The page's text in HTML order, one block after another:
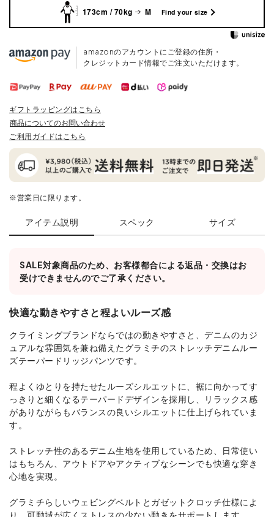
173cm / 70kg M Find your size
amazonのアカウントにご登録の住所・
クレジットカード情報でご注文いただけます。
ギフトラッピングはこちら
商品についてのお問い合わせ
ご利用ガイドはこちら
※営業日に限ります。
アイテム説明 スペック サイズ
SALE対象商品のため、お客様都合による返品・交換はお
受けできませんのでご了承ください。
快適な動きやすさと程よいルーズ感
クライミングブランドならではの動きやすさと、デニムのカジ
ュアルな雰囲気を兼ね備えたグラミチのストレッチデニムルー
ズテーパードリッジパンツです。
程よくゆとりを持たせたルーズシルエットに、裾に向かってす
っきりと細くなるテーパードデザインを採用し、リラックス感
がありながらもバランスの良いシルエットに仕上げられていま
す。
ストレッチ性のあるデニム生地を使用しているため、日常使い
はもちろん、アウトドアやアクティブなシーンでも快適な穿き
心地を実現。
グラミチらしいウェビングベルトとガゼットクロッチ仕様によ
り、可動域が広くストレスの少ない動きをサポートします。